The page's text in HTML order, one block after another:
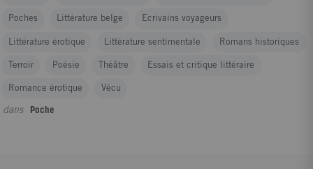
Poches Littérature belge Ecrivains voyageurs
Littérature érotique Littérature sentimentale Romans historiques
Terroir Poésie Théâtre Essais et critique littéraire
Romance érotique Vécu
dans Poche